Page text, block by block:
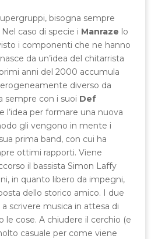
bisogna sempre
caso di specie i Manraze lo
i componenti che ne hanno
da un’idea del chitarrista
anni del 2000 accumula
diverso da
sempre con i suoi Def
l’idea per formare una nuova
gli vengono in mente i
prima band, con cui ha
ottimi rapporti. Viene
il bassista Simon Laffy
in quanto libero da impegni,
dello storico amico. I due
scrivere musica in attesa di
le cose. A chiudere il cerchio (e
casuale per come viene